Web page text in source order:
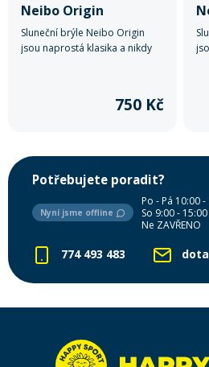
Neibo Origin
Sluneční brýle Neibo Origin
jsou naprostá klasika a nikdy
750 Kč
Potřebujete poradit?
Nyní jsme offline
Po - Pá 10:00 -
So 9:00 - 15:00
Ne ZAVŘENO
774 493 483